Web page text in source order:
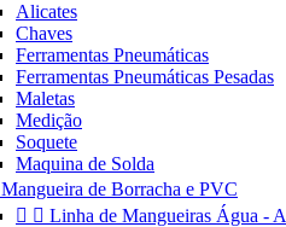
Alicates
Chaves
Ferramentas Pneumáticas
Ferramentas Pneumáticas Pesadas
Maletas
Medição
Soquete
Maquina de Solda
Mangueira de Borracha e PVC
  Linha de Mangueiras Água -